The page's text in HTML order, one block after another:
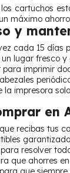
cartuchos
máximo
y
cada 15 días
lugar fresco
imprimir
impresora
en
recibas tus
resolver
que ahorres